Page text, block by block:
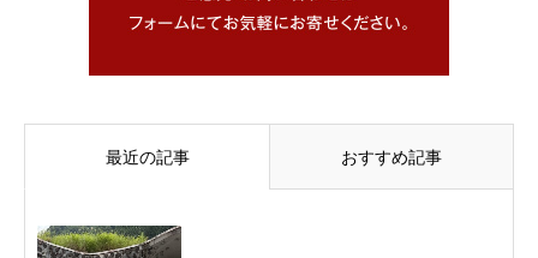
最近の記事 おすすめ記事